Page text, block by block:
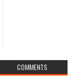
COMMENTS